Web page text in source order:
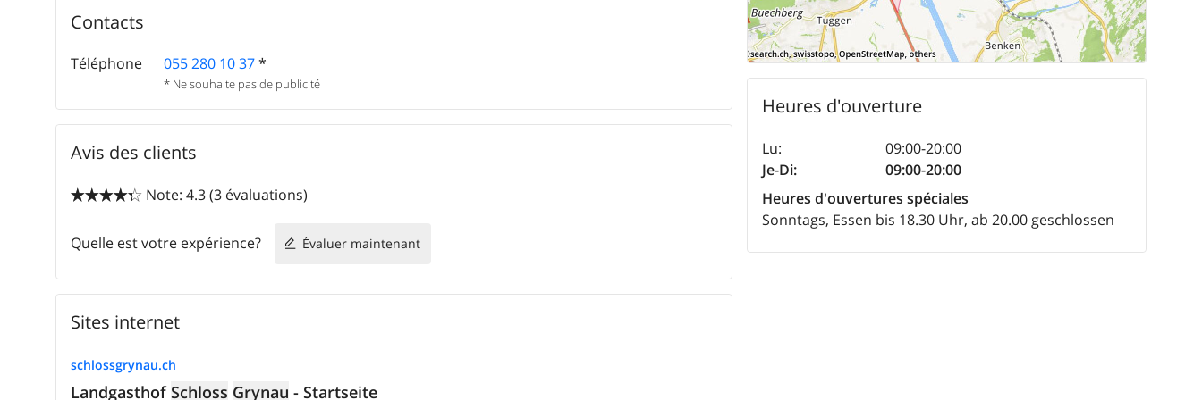
Contacts
Téléphone 055 280 10 37*
* Ne souhaite pas de publicité
Avis des clients

 Note: 4.3 (3 évaluations)
Quelle est votre expérience? Évaluer maintenant
Sites internet
schlossgrynau.ch
LandgasthofSchloss Grynau - Startseite
Heures d'ouverture
Lu:
09:00-20:00
Je-Di:
09:00-20:00
Heures d'ouvertures spéciales
Sonntags, Essen bis 18.30 Uhr, ab 20.00 geschlossen